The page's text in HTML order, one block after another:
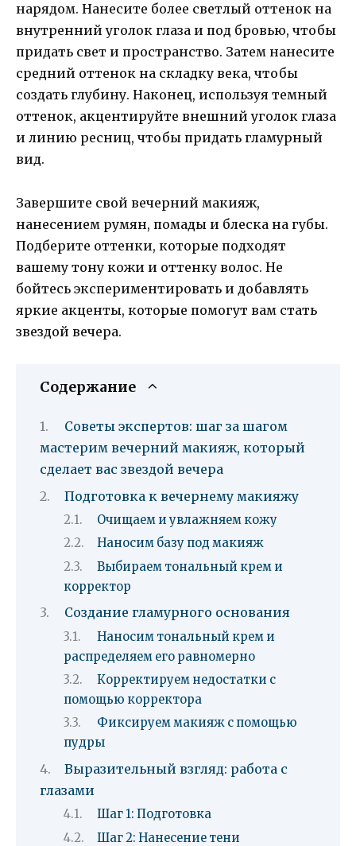
нарядом. Нанесите более светлый оттенок на
внутренний уголок глаза и под бровью, чтобы
придать свет и пространство. Затем нанесите
средний оттенок на складку века, чтобы
создать глубину. Наконец, используя темный
оттенок, акцентируйте внешний уголок глаза
и линию ресниц, чтобы придать гламурный
вид.
Завершите свой вечерний макияж,
нанесением румян, помады и блеска на губы.
Подберите оттенки, которые подходят
вашему тону кожи и оттенку волос. Не
бойтесь экспериментировать и добавлять
яркие акценты, которые помогут вам стать
звездой вечера.
Содержание
Советы экспертов: шаг за шагом
мастерим вечерний макияж, который
сделает вас звездой вечера
Подготовка к вечернему макияжу
Очищаем и увлажняем кожу
Наносим базу под макияж
Выбираем тональный крем и
корректор
Создание гламурного основания
Наносим тональный крем и
распределяем его равномерно
Корректируем недостатки с
помощью корректора
Фиксируем макияж с помощью
пудры
Выразительный взгляд: работа с
глазами
Шаг 1: Подготовка
Шаг 2: Нанесение тени